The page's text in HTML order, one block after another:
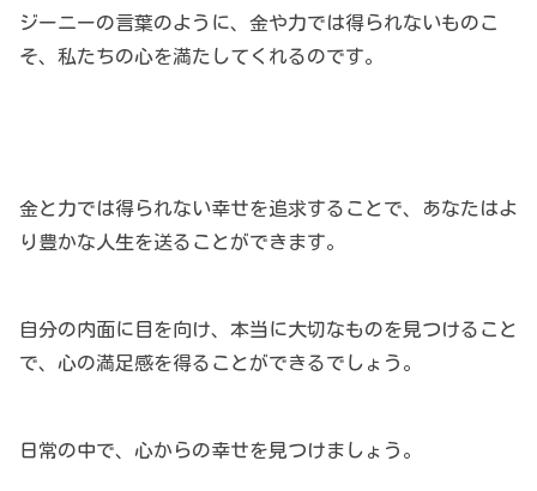
ジーニーの言葉のように、金や力では得られないものこ
そ、私たちの心を満たしてくれるのです。
金と力では得られない幸せを追求することで、あなたはよ
り豊かな人生を送ることができます。
自分の内面に目を向け、本当に大切なものを見つけること
で、心の満足感を得ることができるでしょう。
日常の中で、心からの幸せを見つけましょう。